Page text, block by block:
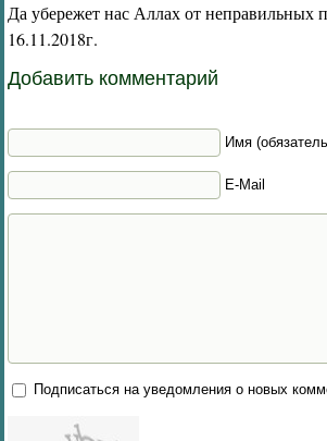
Да убережет нас Аллах от неправильных
16.11.2018г.
Добавить комментарий
Имя
E-Mail
Подписаться на уведомления о новых